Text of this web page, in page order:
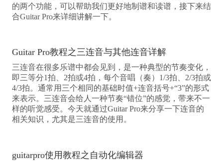
的两个功能，可以帮助我们更好地制谱和读谱，接下来结
合Guitar Pro来详细讲解一下。
Guitar Pro教程之三连音与其他连音详解
三连音在很多乐谱中都会见到，是一种典型的节奏变化，
即三等分1拍、2拍或4拍，每个音唱（奏）1/3拍、2/3拍或
4/3拍。通常用三个相同的基础时值+连音括号+“3”的形式
来表示。三连音会给人一种节奏“错位”的感觉，带来不一
样的听觉感受。今天就通过Guitar Pro来分享一下连音的
相关知识，尤其是三连音的使用。
guitarpro使用教程之自动化编辑器